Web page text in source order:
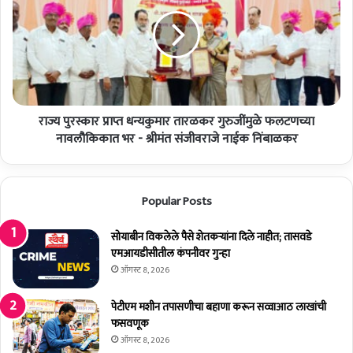
ल
स्प
र्धे
जे
ते
पु
र
स्का
प्त
ध
र
ळ
क
र
रु
जीं
मु
ळे
राज्य पुरस्कार प्राप्त धन्यकुमार तारळकर गुरुजींमुळे फलटणच्या
नावलौकिकात भर - श्रीमंत संजीवराजे नाईक निंबाळकर
Popular Posts
सोयाबीन विकलेले पैसे शेतकर्‍यांना दिले नाहीत; तासवडे
एमआयडीसीतील कंपनीवर गुन्हा
ऑगस्ट 8, 2026
पेटीएम मशीन तपासणीचा बहाणा करून सव्वाआठ लाखांची
फसवणूक
ऑगस्ट 8, 2026